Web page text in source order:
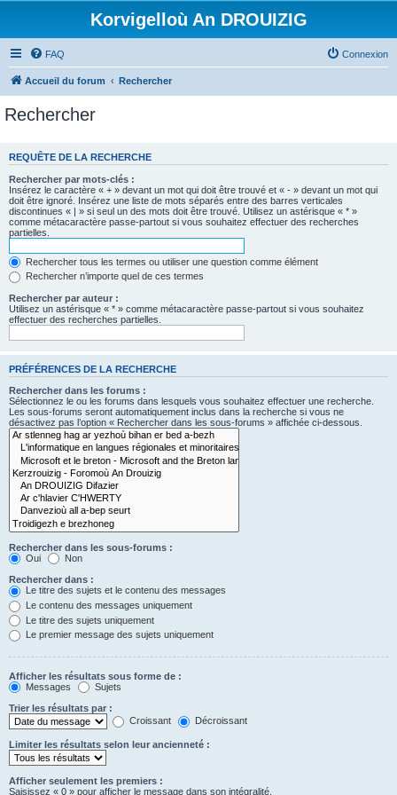
Korvigelloù An DROUIZIG
FAQ Connexion
Accueil du forum Rechercher
Rechercher
REQUÊTE DE LA RECHERCHE
Rechercher par mots-clés :
Insérez le caractère « + » devant un mot qui doit être trouvé et « - » devant un mot qui
doit être ignoré. Insérez une liste de mots séparés entre des barres verticales
discontinues « | » si seul un des mots doit être trouvé. Utilisez un astérisque « * »
comme métacaractère passe-partout si vous souhaitez effectuer des recherches
partielles.
Rechercher tous les termes ou utiliser une question comme élément
Rechercher n’importe quel de ces termes
Rechercher par auteur :
Utilisez un astérisque « * » comme métacaractère passe-partout si vous souhaitez
effectuer des recherches partielles.
PRÉFÉRENCES DE LA RECHERCHE
Rechercher dans les forums :
Sélectionnez le ou les forums dans lesquels vous souhaitez effectuer une recherche.
Les sous-forums seront automatiquement inclus dans la recherche si vous ne
désactivez pas l’option « Rechercher dans les sous-forums » affichée ci-dessous.
Rechercher dans les sous-forums :
Oui
Non
Rechercher dans :
Le titre des sujets et le contenu des messages
Le contenu des messages uniquement
Le titre des sujets uniquement
Le premier message des sujets uniquement
Afficher les résultats sous forme de :
Messages
Sujets
Trier les résultats par :
Croissant
Décroissant
Limiter les résultats selon leur ancienneté :
Afficher seulement les premiers :
Saisissez « 0 » pour afficher le message dans son intégralité.